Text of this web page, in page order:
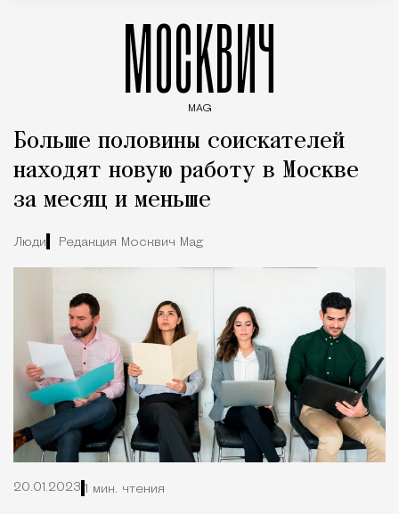
МОСКВИЧ
MAG
Больше половины соискателей
находят новую работу в Москве
за месяц и меньше
Люди Редакция Москвич Mag
20.01.2023 1 мин. чтения